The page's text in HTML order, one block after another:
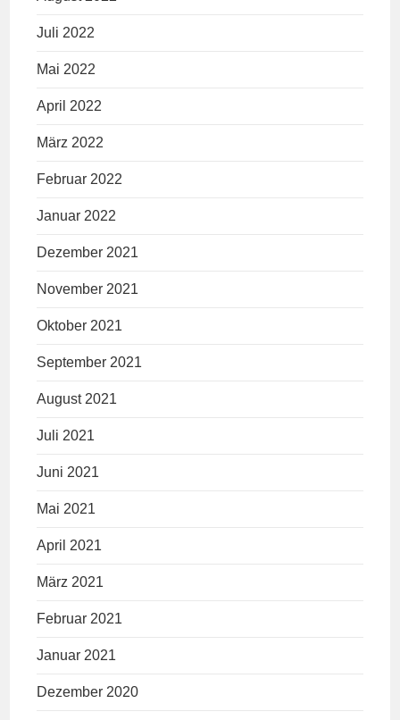
Juli 2022
Mai 2022
April 2022
März 2022
Februar 2022
Januar 2022
Dezember 2021
November 2021
Oktober 2021
September 2021
August 2021
Juli 2021
Juni 2021
Mai 2021
April 2021
März 2021
Februar 2021
Januar 2021
Dezember 2020